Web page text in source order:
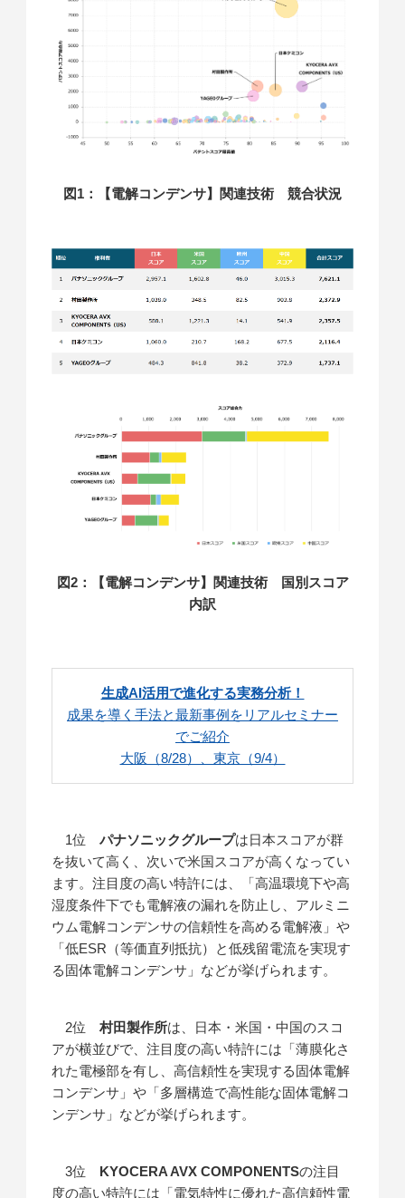
図1：【電解コンデンサ】関連技術 競合状況
図2：【電解コンデンサ】関連技術 国別スコア
内訳
生成AI活用で進化する実務分析！
成果を導く手法と最新事例をリアルセミナー
でご紹介
大阪（8/28）、東京（9/4）
1位パナソニックグループは日本スコアが群
を抜いて高く、次いで米国スコアが高くなってい
ます。注目度の高い特許には、「高温環境下や高
湿度条件下でも電解液の漏れを防止し、アルミニ
ウム電解コンデンサの信頼性を高める電解液」や
「低ESR（等価直列抵抗）と低残留電流を実現す
る固体電解コンデンサ」などが挙げられます。
2位村田製作所は、日本・米国・中国のスコ
アが横並びで、注目度の高い特許には「薄膜化さ
れた電極部を有し、高信頼性を実現する固体電解
コンデンサ」や「多層構造で高性能な固体電解コ
ンデンサ」などが挙げられます。
3位 KYOCERA AVX COMPONENTSの注目
度の高い特許には「電気特性に優れた高信頼性電